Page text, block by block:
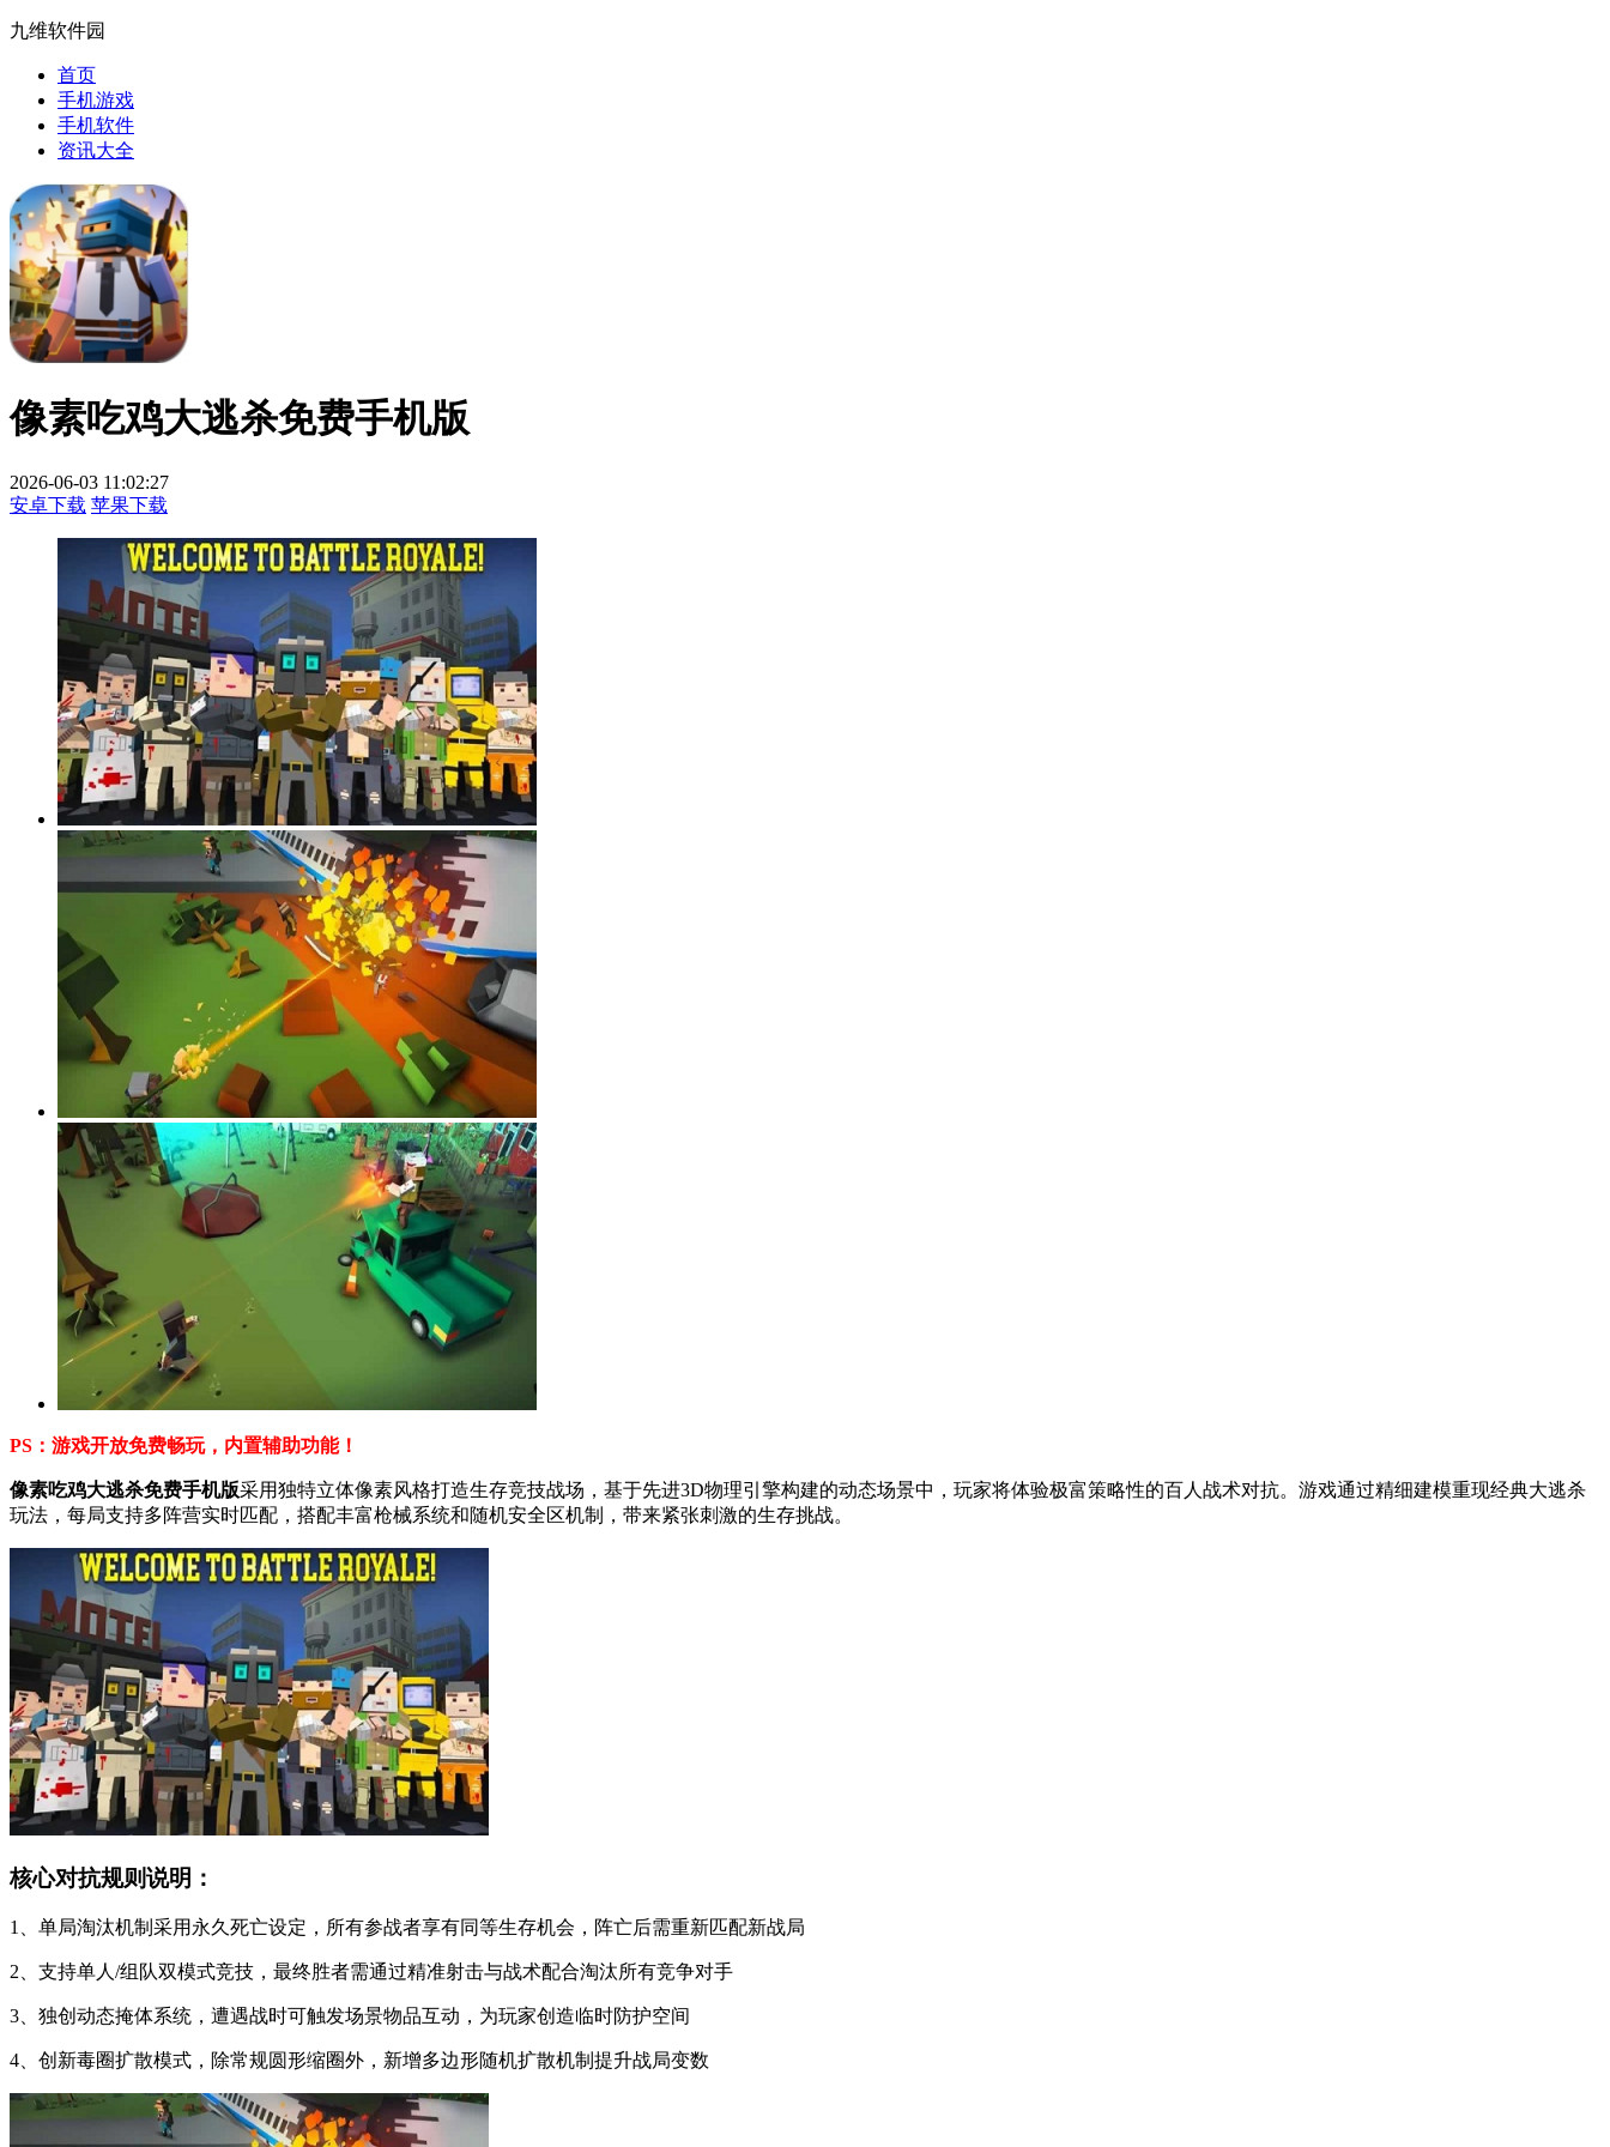
九维软件园
首页
手机游戏
手机软件
资讯大全
像素吃鸡大逃杀免费手机版
2026-06-03 11:02:27
安卓下载 苹果下载
PS：游戏开放免费畅玩，内置辅助功能！
像素吃鸡大逃杀免费手机版采用独特立体像素风格打造生存竞技战场，基于先进3D物理引擎构建的动态场景中，玩家将体验极富策略性的百人战术对抗。游戏通过精细建模重现经典大逃杀
玩法，每局支持多阵营实时匹配，搭配丰富枪械系统和随机安全区机制，带来紧张刺激的生存挑战。
核心对抗规则说明：
1、单局淘汰机制采用永久死亡设定，所有参战者享有同等生存机会，阵亡后需重新匹配新战局
2、支持单人/组队双模式竞技，最终胜者需通过精准射击与战术配合淘汰所有竞争对手
3、独创动态掩体系统，遭遇战时可触发场景物品互动，为玩家创造临时防护空间
4、创新毒圈扩散模式，除常规圆形缩圈外，新增多边形随机扩散机制提升战局变数